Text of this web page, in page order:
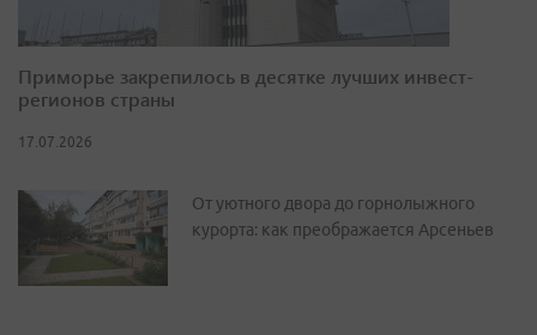
Приморье закрепилось в десятке лучших инвест-
регионов страны
17.07.2026
От уютного двора до горнолыжного
курорта: как преображается Арсеньев